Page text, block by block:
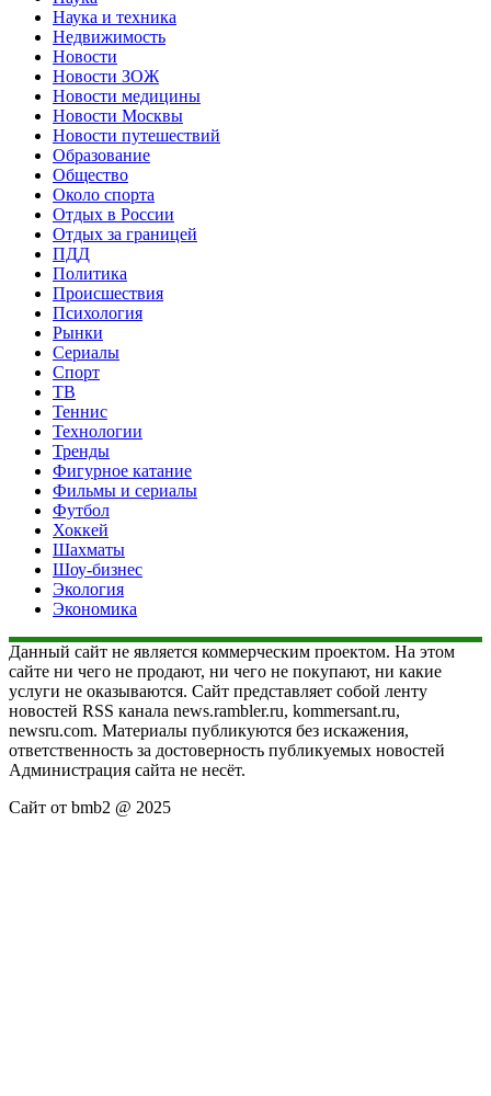
Наука и техника
Недвижимость
Новости
Новости ЗОЖ
Новости медицины
Новости Москвы
Новости путешествий
Образование
Общество
Около спорта
Отдых в России
Отдых за границей
ПДД
Политика
Происшествия
Психология
Рынки
Сериалы
Спорт
ТВ
Теннис
Технологии
Тренды
Фигурное катание
Фильмы и сериалы
Футбол
Хоккей
Шахматы
Шоу-бизнес
Экология
Экономика
Данный сайт не является коммерческим проектом. На этом
сайте ни чего не продают, ни чего не покупают, ни какие
услуги не оказываются. Сайт представляет собой ленту
новостей RSS канала news.rambler.ru, kommersant.ru,
newsru.com. Материалы публикуются без искажения,
ответственность за достоверность публикуемых новостей
Администрация сайта не несёт.
Сайт от bmb2 @ 2025